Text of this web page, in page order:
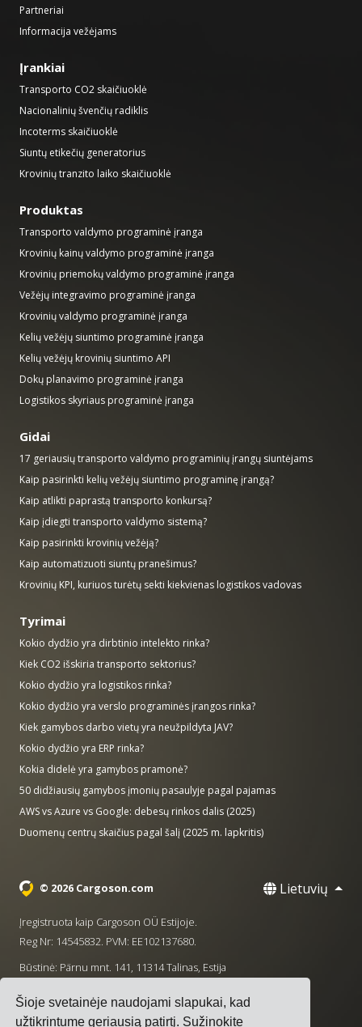
Šioje svetainėje naudojami slapukai, kad
užtikrintume geriausią patirtį. Sužinokite
Partneriai
Informacija vežėjams
Įrankiai
Transporto CO2 skaičiuoklė
Nacionalinių švenčių radiklis
Incoterms skaičiuoklė
Siuntų etikečių generatorius
Krovinių tranzito laiko skaičiuoklė
Produktas
Transporto valdymo programinė įranga
Krovinių kainų valdymo programinė įranga
Krovinių priemokų valdymo programinė įranga
Vežėjų integravimo programinė įranga
Krovinių valdymo programinė įranga
Kelių vežėjų siuntimo programinė įranga
Kelių vežėjų krovinių siuntimo API
Dokų planavimo programinė įranga
Logistikos skyriaus programinė įranga
Gidai
17 geriausių transporto valdymo programinių įrangų siuntėjams
Kaip pasirinkti kelių vežėjų siuntimo programinę įrangą?
Kaip atlikti paprastą transporto konkursą?
Kaip įdiegti transporto valdymo sistemą?
Kaip pasirinkti krovinių vežėją?
Kaip automatizuoti siuntų pranešimus?
Krovinių KPI, kuriuos turėtų sekti kiekvienas logistikos vadovas
Tyrimai
Kokio dydžio yra dirbtinio intelekto rinka?
Kiek CO2 išskiria transporto sektorius?
Kokio dydžio yra logistikos rinka?
Kokio dydžio yra verslo programinės įrangos rinka?
Kiek gamybos darbo vietų yra neužpildyta JAV?
Kokio dydžio yra ERP rinka?
Kokia didelė yra gamybos pramonė?
50 didžiausių gamybos įmonių pasaulyje pagal pajamas
AWS vs Azure vs Google: debesų rinkos dalis (2025)
Duomenų centrų skaičius pagal šalį (2025 m. lapkritis)
© 2026 Cargoson.com Lietuvių
Įregistruota kaip Cargoson OÜ Estijoje.
Reg Nr: 14545832. PVM: EE102137680.
Būstinė: Pärnu mnt. 141, 11314 Talinas, Estija
+372 5555 0028